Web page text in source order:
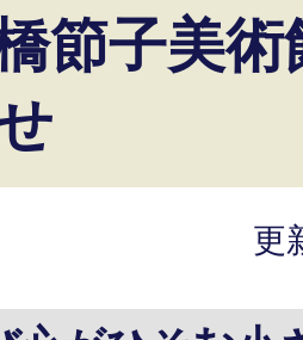
節子美
更